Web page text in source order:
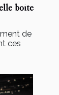
boîte
de
ces